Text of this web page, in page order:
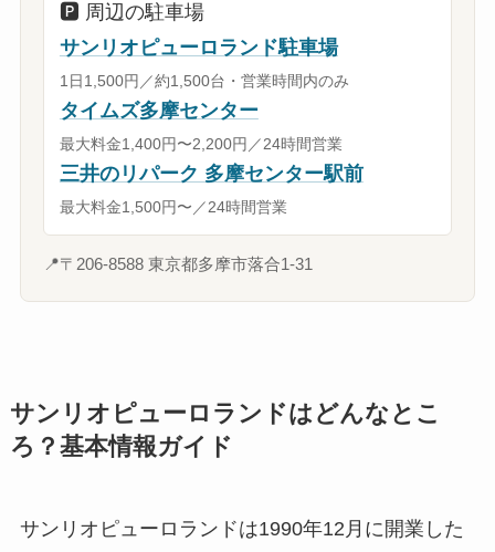
🅿️ 周辺の駐車場
サンリオピューロランド駐車場
1日1,500円／約1,500台・営業時間内のみ
タイムズ多摩センター
最大料金1,400円〜2,200円／24時間営業
三井のリパーク 多摩センター駅前
最大料金1,500円〜／24時間営業
📍〒206-8588 東京都多摩市落合1-31
サンリオピューロランドはどんなとこ
ろ？基本情報ガイド
サンリオピューロランドは1990年12月に開業した